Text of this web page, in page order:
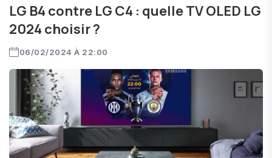
LG B4 contre LG C4 : quelle TV OLED LG
2024 choisir ?
06/02/2024 À 22:00